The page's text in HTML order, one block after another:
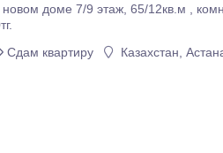
новом доме 7/9 этаж, 65/12кв.м ,
Сдам квартиру Казахстан,